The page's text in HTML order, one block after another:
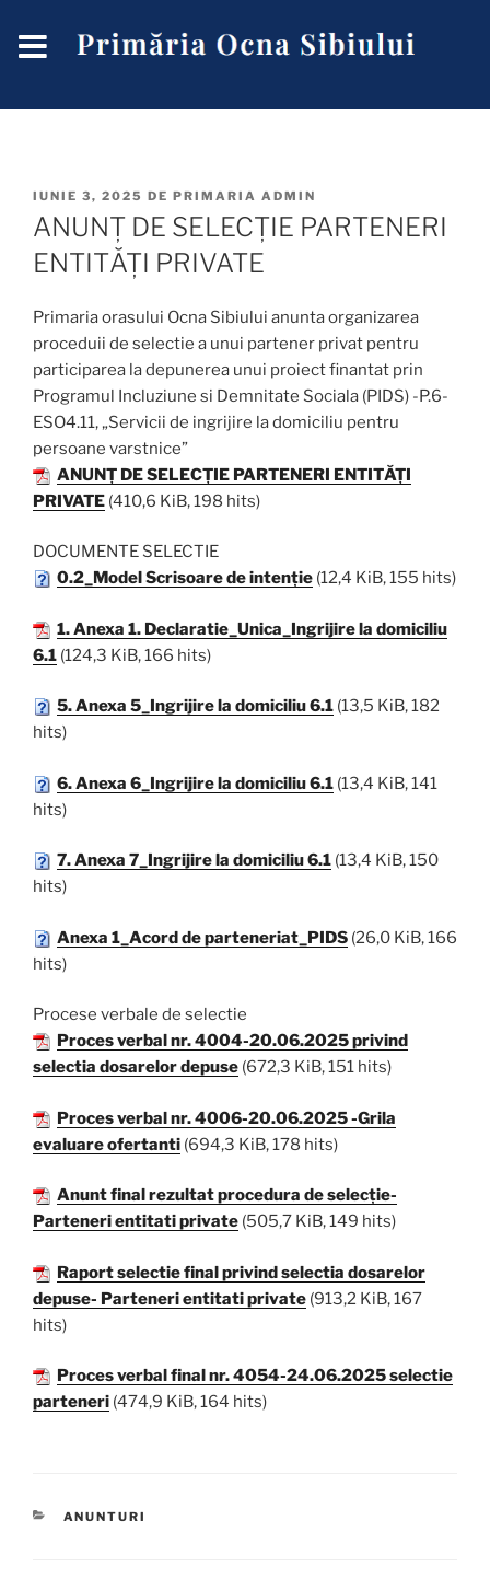
IUNIE 3, 2025 DE PRIMARIA ADMIN
ANUNȚ DE SELECȚIE PARTENERI
ENTITĂȚI PRIVATE
Primaria orasului Ocna Sibiului anunta organizarea
proceduii de selectie a unui partener privat pentru
participarea la depunerea unui proiect finantat prin
Programul Incluziune si Demnitate Sociala (PIDS) -P.6-
ESO4.11, „Servicii de ingrijire la domiciliu pentru
persoane varstnice”
ANUNȚ DE SELECȚIE PARTENERI ENTITĂȚI
PRIVATE (410,6 KiB, 198 hits)
DOCUMENTE SELECTIE
0.2_Model Scrisoare de intenție (12,4 KiB, 155 hits)
1. Anexa 1. Declaratie_Unica_Ingrijire la domiciliu
6.1 (124,3 KiB, 166 hits)
5. Anexa 5_Ingrijire la domiciliu 6.1 (13,5 KiB, 182
hits)
6. Anexa 6_Ingrijire la domiciliu 6.1 (13,4 KiB, 141
hits)
7. Anexa 7_Ingrijire la domiciliu 6.1 (13,4 KiB, 150
hits)
Anexa 1_Acord de parteneriat_PIDS (26,0 KiB, 166
hits)
Procese verbale de selectie
Proces verbal nr. 4004-20.06.2025 privind
selectia dosarelor depuse (672,3 KiB, 151 hits)
Proces verbal nr. 4006-20.06.2025 -Grila
evaluare ofertanti (694,3 KiB, 178 hits)
Anunt final rezultat procedura de selecție-
Parteneri entitati private (505,7 KiB, 149 hits)
Raport selectie final privind selectia dosarelor
depuse- Parteneri entitati private (913,2 KiB, 167
hits)
Proces verbal final nr. 4054-24.06.2025 selectie
parteneri (474,9 KiB, 164 hits)
ANUNTURI